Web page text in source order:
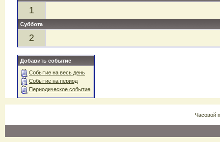
1
Суббота
2
Добавить событие
Событие на весь день
Событие на период
Периодическое событие
Часовой